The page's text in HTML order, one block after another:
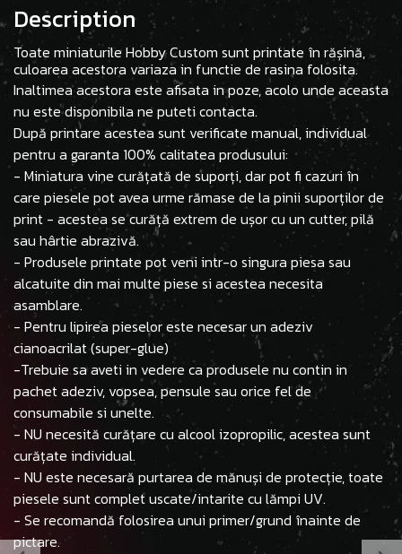
Description
Toate miniaturile Hobby Custom sunt printate în rășină,
culoarea acestora variaza in functie de rasina folosita.
Inaltimea acestora este afisata in poze, acolo unde aceasta
nu este disponibila ne puteti contacta.
După printare acestea sunt verificate manual, individual
pentru a garanta 100% calitatea produsului:
- Miniatura vine curățată de suporți, dar pot fi cazuri în
care piesele pot avea urme rămase de la pinii suporților de
print - acestea se curăță extrem de ușor cu un cutter, pilă
sau hârtie abrazivă.
- Produsele printate pot veni intr-o singura piesa sau
alcatuite din mai multe piese si acestea necesita
asamblare.
- Pentru lipirea pieselor este necesar un adeziv
cianoacrilat (super-glue)
-Trebuie sa aveti in vedere ca produsele nu contin in
pachet adeziv, vopsea, pensule sau orice fel de
consumabile si unelte.
- NU necesită curățare cu alcool izopropilic, acestea sunt
curățate individual.
- NU este necesară purtarea de mănuși de protecție, toate
piesele sunt complet uscate/intarite cu lămpi UV.
- Se recomandă folosirea unui primer/grund înainte de
pictare.